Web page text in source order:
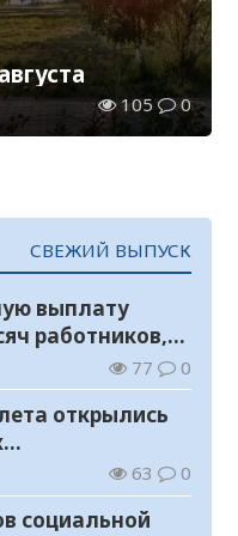
105 0
СВЕЖИЙ ВЫПУСК
выплату
работников,
труда77 0
открылись
63 0
социальной